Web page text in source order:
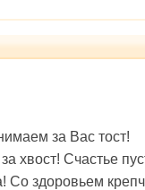
за Вас тост!
хвост! Счастье
Со здоровьем